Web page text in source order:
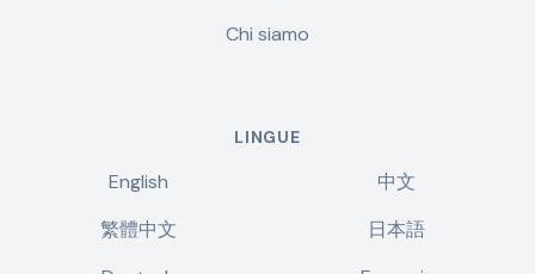
Chi siamo
LINGUE
English
中文
繁體中文
日本語